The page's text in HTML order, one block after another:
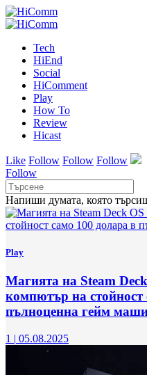
Tech
HiEnd
Social
HiComment
Play
How To
Review
Hicast
Like Follow Follow Follow
Follow
Напиши думата, която
Play
Магията на Steam
компютър на стойност
пълноценна гейм
1 | 05.08.2025